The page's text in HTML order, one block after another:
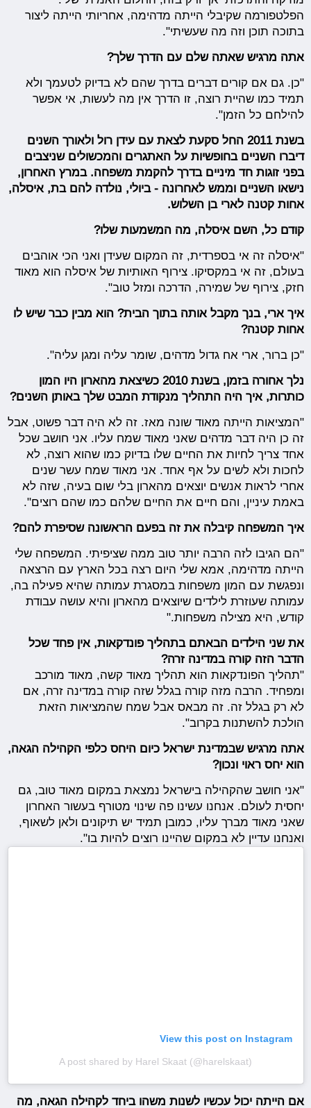
הפלטפורמה שקיבלי הייתה מדהימה, אחריותי הייתה ליצור
בתוכה תוכן וזה מה שעשיתי".
אתה מרגיש שאתה שלם עם הדרך שלך?
"כן. גם אם קורים דברים בדרך שהם לא בדיוק לטעמך ולא
תמיד כמו שהיית רוצה, זו הדרך אין מה לעשות, אי אפשר
להילחם כל הזמן".
בשנת 2011 החל סקעת לצאת עם עידן רול ולאורך השנים
דיברו השניים בחופשיות על האתגרים והמכשולים שניצבים
בפני זוגות חד מיניים בדרך להקמת משפחה. במרץ האחרון,
נישאו השניים וממש לאחרונה - ביולי, נולדה להם בת, איסלה,
אחות קטנה לארי בן השלוש.
קודם כל, השם איסלה, מה המשמעות שלו?
"איסלה זה אי בספרדית, זה המקום שעידן ואני הכי אוהבים
בעולם, זה אי במקסיקו. צירוף האותיות של איסלה הוא מאוד
חזק, צירוף של שמירה, הדרכה ומזל טוב".
איך ארי, בנך מקבל אותה בתוך הבית? הוא מבין כבר שיש לו
אחות קטנה?
"כן ברור, ארי אח גדול מדהים, שומר עליה ומגן עליה".
נלך אחורה בזמן, בשנת 2010 כשיצאת מהארון היו המון
כותרות, איך היה התהליך מנקודת המבט שלך באותן השנים?
"המציאות הייתה מאוד שונה מאז. זה לא היה דבר פשוט, אבל
זה כן היה דבר מדהים שאני מאוד שמח עליו. אני חושב שכל
אחד צריך לחיות את החיים שלו בדיוק כמו שהוא רוצה, לא
לחכות ולא לשים על אף אחד. אני מאוד שמח עשר שנים
אחרי לראות אנשים יוצאים מהארון בלי שום בעיה, שזה לא
באמת עיניין, והם חיים את החיים שלהם כמו שהם רוצים".
איך המשפחה קיבלה את זה בפעם הראשונה שסיפרת להם?
"הם הגיבו לזה הרבה יותר טוב ממה שציפיתי. המשפחה שלי
הייתה מדהימה, אמא שלי היום רצה בכל הארץ עם הרצאה
ונפגשת עם המון משפחות במסגרת עמותה שהיא פעילה בה,
עמותה שעוזרת לילדים שיוצאים מהארון והיא עושה עבודת
קודש, היא מצילה משפחות."
את שני הילדים הבאתם בתהליך פונדקאות, אין פחד שכל
הדבר הזה קורה במדינה זרה?
"תהליך הפונדקאות הוא תהליך מאוד קשה, מאוד מורכב
ומפחיד. הרבה מזה קורה בגלל שזה קורה במדינה זרה, אם
לא רק בגלל זה. זה מבאס אבל שמח שהמציאות הזאת
הולכת להשתנות בקרוב".
אתה מרגיש שבמדינת ישראל כיום היחס כלפי הקהילה הגאה,
הוא יחס ראוי ונכון?
"אני חושב שהקהילה בישראל נמצאת במקום מאוד טוב, גם
יחסית לעולם. אנחנו עשינו פה שינוי מטורף בעשור האחרון
שאני מאוד מברך עליו, כמובן תמיד יש תיקונים ולאן לשאוף,
ואנחנו עדיין לא במקום שהיינו רוצים להיות בו".
View this post on Instagram
A post shared by Harel Skaat (@harelskaat)
אם הייתה יכול עכשיו לשנות משהו ביחד לקהילה הגאה, מה